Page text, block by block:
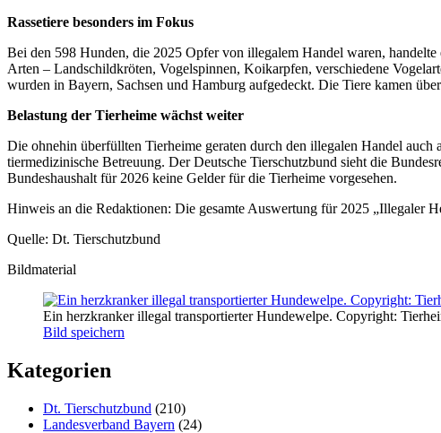
Rassetiere besonders im Fokus
Bei den 598 Hunden, die 2025 Opfer von illegalem Handel waren,
Arten – Landschildkröten, Vogelspinnen, Koikarpfen, verschiedene
wurden in Bayern, Sachsen und Hamburg aufgedeckt. Die Tiere kamen
Belastung der Tierheime wächst weiter
Die ohnehin überfüllten Tierheime geraten durch den illegalen Handel
tiermedizinische Betreuung. Der Deutsche Tierschutzbund sieht die
Bundeshaushalt für 2026 keine Gelder für die Tierheime vorgesehen.
Hinweis an die Redaktionen: Die gesamte Auswertung für 2025 „Illegaler
Quelle: Dt. Tierschutzbund
Bildmaterial
Ein herzkranker illegal transportierter Hundewelpe. Copyright:
Bild speichern
Kategorien
Dt. Tierschutzbund (210)
Landesverband Bayern (24)